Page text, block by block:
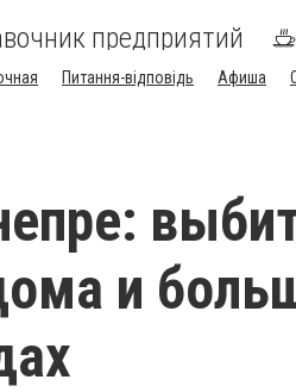
предприятий
Питання-відповідь Афиша
и